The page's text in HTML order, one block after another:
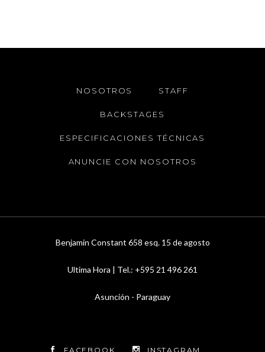
NOSOTROS STAFF
BACKSTAGES
ESPECIFICACIONES TÉCNICAS
ANUNCIE CON NOSOTROS
Benjamin Constant 658 esq. 15 de agosto
Ultima Hora | Tel.: +595 21 496 261
Asunción - Paraguay
FACEBOOK INSTAGRAM